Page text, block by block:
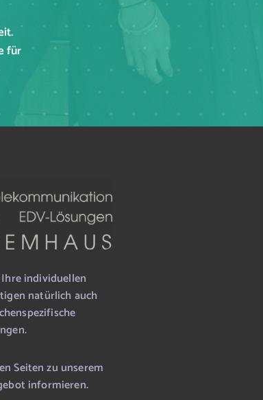
für
individuellen
natürlich auch
Seiten zu unserem
informieren.